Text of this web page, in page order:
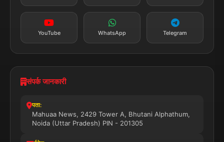
सब्सक्राइब करें
YouTube WhatsApp Telegram
संपर्क जानकारी
पता:
Mahuaa News, 2429 Tower A, Bhutani Alphathum,
Noida (Uttar Pradesh) PIN - 201305